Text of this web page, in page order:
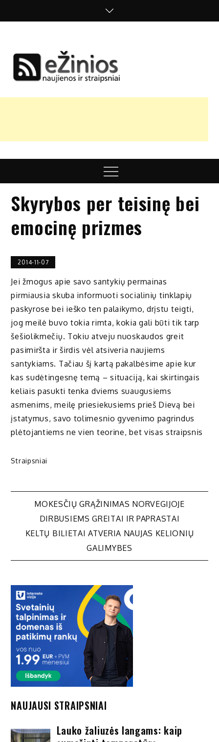
nuomonės
Menu
Skyrybos per teisinę bei
emocinę prizmes
2014-11-07
Jei žmogus apie savo santykių permainas
pirmiausia skuba informuoti socialinių tinklapių
paskyrose bei ieško ten palaikymo, drįstu teigti,
jog meilė buvo tokia rimta, kokia gali būti tik tarp
šešiolikmečių. Tokiu atveju nuoskaudos greit
pasimiršta ir širdis vėl atsiveria naujiems
santykiams. Tačiau šį kartą pakalbėsime apie kur
kas sudėtingesnę temą – situaciją, kai skirtingais
keliais pasukti tenka dviems suaugusiems
asmenims, meilę priesiekusiems prieš Dievą bei
įstatymus, savo tolimesnio gyvenimo pagrindus
plėtojantiems ne vien teorine, bet visas straipsnis
Straipsniai
Navigacija
tarp
įrašų
MOKESČIŲ GRĄŽINIMAS NORVEGIJOJE
DIRBUSIEMS GREITAI IR PAPRASTAI
KELTŲ BILIETAI ATVERIA NAUJAS KELIONIŲ
GALIMYBES
NAUJAUSI STRAIPSNIAI
Lauko žaliuzės langams: kaip